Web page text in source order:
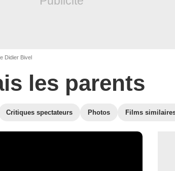
Didier Bivel
les parents
Critiques spectateurs Photos Films